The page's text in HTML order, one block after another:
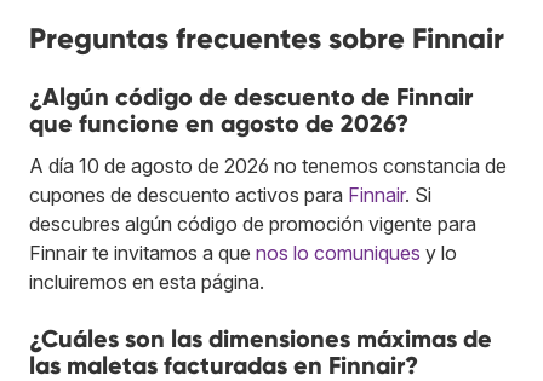
Preguntas frecuentes sobre Finnair
¿Algún código de descuento de Finnair
que funcione en agosto de 2026?
A día 10 de agosto de 2026 no tenemos constancia de
cupones de descuento activos para Finnair. Si
descubres algún código de promoción vigente para
Finnair te invitamos a que nos lo comuniques y lo
incluiremos en esta página.
¿Cuáles son las dimensiones máximas de
las maletas facturadas en Finnair?